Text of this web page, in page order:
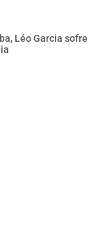
Léo Garcia sofre